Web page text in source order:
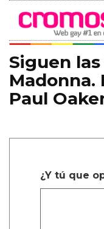
Siguen
Madonna.
Paul
¿Y tú que